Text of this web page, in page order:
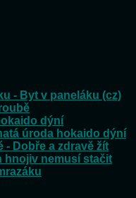
- Byt v paneláku (cz)
dýní
úroda hokaido dýní
- Dobře a zdravě žít
hnojiv nemusí stačit